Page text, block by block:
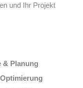
und Ihr Projekt
& Planung